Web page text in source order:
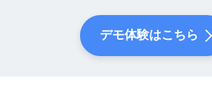
デモ体験はこちら